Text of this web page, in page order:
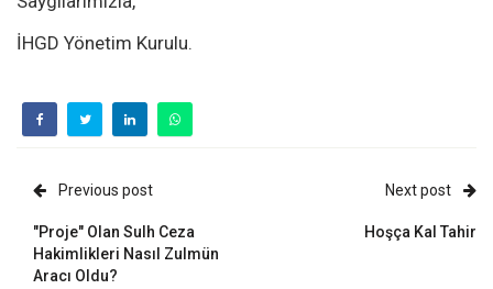
İHGD Yönetim Kurulu.
Previous post
"Proje" Olan Sulh Ceza
Hakimlikleri Nasıl Zulmün
Aracı Oldu?
Next post
Hoşça Kal Tahir